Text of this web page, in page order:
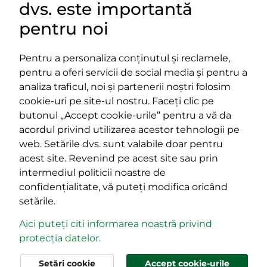
LINKURI UTILE
Impressum
Termeni și condiții
Platforma PPE
400029 Cluj-Napoca,
strada Cardinal Iuliu Hossu, nr.
41
tel/fax:0723 250 321
email:office@rmdsz.ro
400489 Cluj-Napoca,
strada Republicii, nr.
60
tel/fax:0264 590 758
email:
© rmdsz.ro 2026
dvs. este importantă
pentru noi
Pentru a personaliza conținutul și reclamele,
pentru a oferi servicii de social media și pentru a
analiza traficul, noi și partenerii noștri folosim
cookie-uri pe site-ul nostru. Faceți clic pe
butonul „Accept cookie-urile” pentru a vă da
acordul privind utilizarea acestor tehnologii pe
web. Setările dvs. sunt valabile doar pentru
acest site. Revenind pe acest site sau prin
intermediul politicii noastre de
confidențialitate, vă puteți modifica oricând
setările.
Aici puteți citi informarea noastră privind
protecția datelor.
Setări cookie Accept cookie-urile